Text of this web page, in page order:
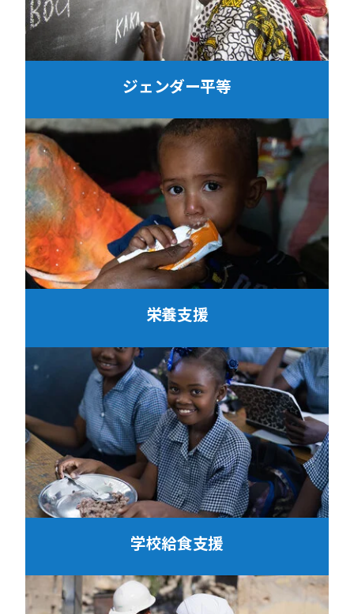
ジェンダー平等
栄養支援
学校給食支援